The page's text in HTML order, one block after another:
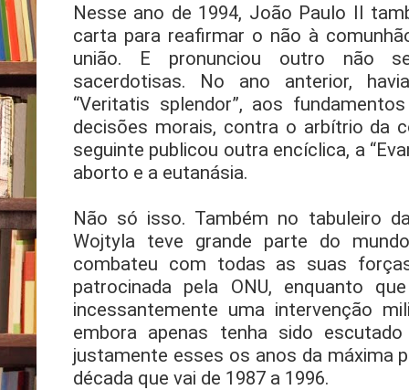
Nesse ano de 1994, João Paulo II
carta para reafirmar o não à
união. E pronunciou outro não
sacerdotisas. No ano anterior,
“Veritatis splendor”, aos
decisões morais, contra o arbítrio da
seguinte publicou outra encíclica, a
aborto e a eutanásia.
Não só isso. Também no tabuleiro
Wojtyla teve grande parte do
combateu com todas as suas
patrocinada pela ONU, enquanto
incessantemente uma intervenção
embora apenas tenha sido
justamente esses os anos da máxima
década que vai de 1987 a 1996.